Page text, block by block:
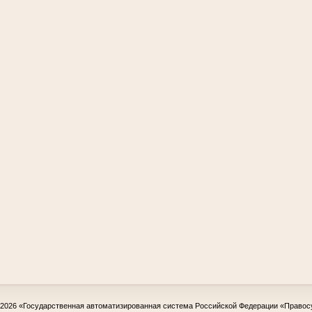
«Государственная автоматизированная система Российской Федерации